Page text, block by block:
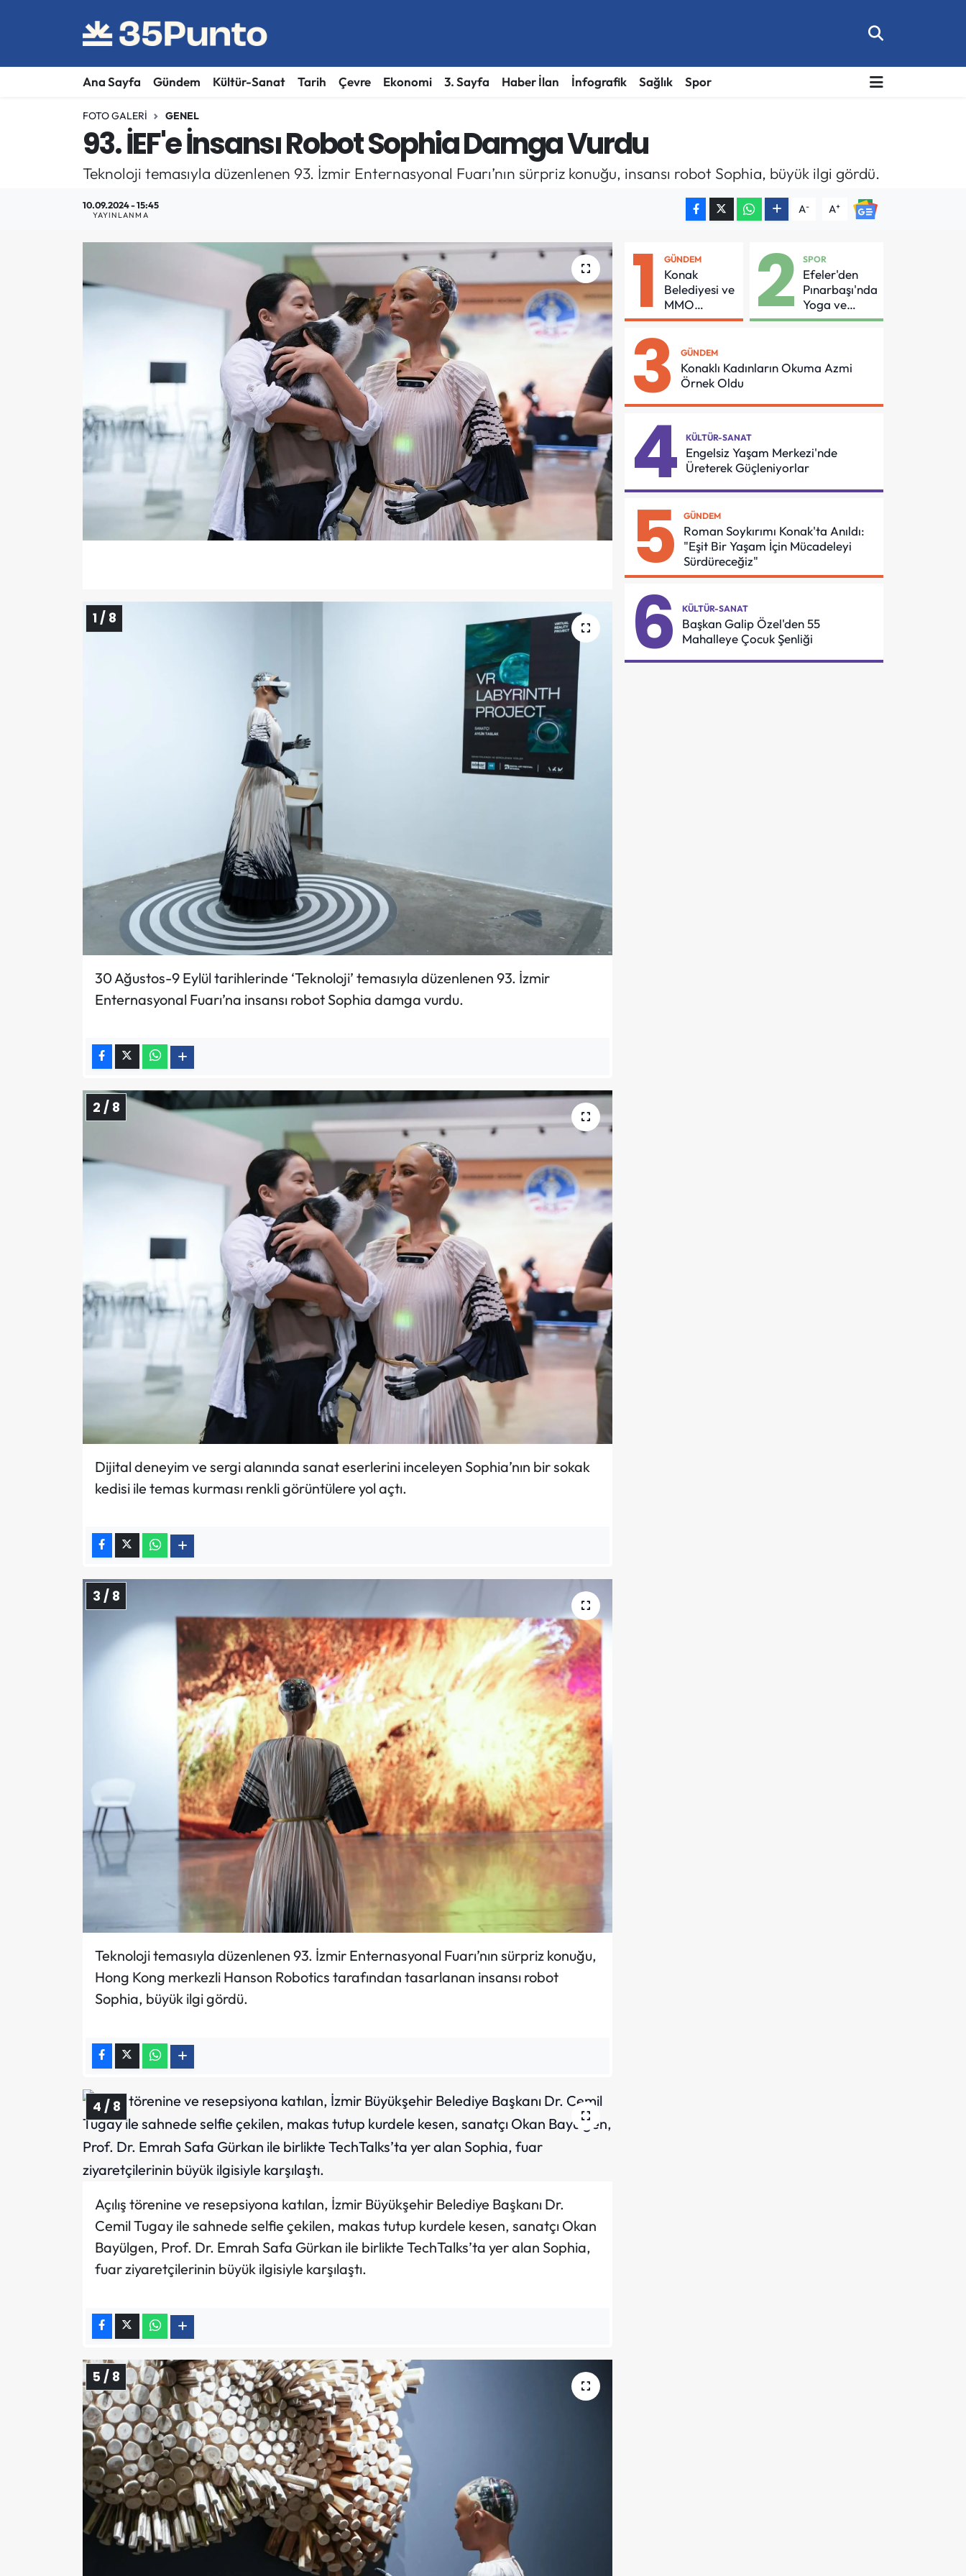
Ana Sayfa Gündem Kültür-Sanat Tarih Çevre Ekonomi 3. Sayfa Haber İlan İnfografik Sağlık Spor
FOTO GALERI GENEL
93. İEF'e İnsansı Robot Sophia Damga Vurdu
Teknoloji temasıyla düzenlenen 93. İzmir Enternasyonal Fuarı’nın sürpriz konuğu, insansı robot Sophia, büyük ilgi gördü.
10.09.2024 - 15:45
YAYINLANMA A- A+
1 / 8
30 Ağustos-9 Eylül tarihlerinde ‘Teknoloji’ temasıyla düzenlenen 93. İzmir
Enternasyonal Fuarı’na insansı robot Sophia damga vurdu.
2 / 8
Dijital deneyim ve sergi alanında sanat eserlerini inceleyen Sophia’nın bir sokak
kedisi ile temas kurması renkli görüntülere yol açtı.
3 / 8
Teknoloji temasıyla düzenlenen 93. İzmir Enternasyonal Fuarı’nın sürpriz konuğu,
Hong Kong merkezli Hanson Robotics tarafından tasarlanan insansı robot
Sophia, büyük ilgi gördü.
4 / 8
Açılış törenine ve resepsiyona katılan, İzmir Büyükşehir Belediye Başkanı Dr.
Cemil Tugay ile sahnede selfie çekilen, makas tutup kurdele kesen, sanatçı Okan
Bayülgen, Prof. Dr. Emrah Safa Gürkan ile birlikte TechTalks’ta yer alan Sophia,
fuar ziyaretçilerinin büyük ilgisiyle karşılaştı.
5 / 8
1 GÜNDEM
Konak
Belediyesi ve
MMO
Arasında
Güvenliği İçin
Önemli
Protokol
2 SPOR
Efeler'den
Pınarbaşı'nda
Yoga ve
Pilates
3 GÜNDEM
Konaklı Kadınların Okuma Azmi
Örnek Oldu
4 KÜLTÜR-SANAT
Engelsiz Yaşam Merkezi'nde
Üreterek Güçleniyorlar
5 GÜNDEM
Roman Soykırımı Konak'ta Anıldı:
"Eşit Bir Yaşam İçin Mücadeleyi
Sürdüreceğiz"
6 KÜLTÜR-SANAT
Başkan Galip Özel'den 55
Mahalleye Çocuk Şenliği